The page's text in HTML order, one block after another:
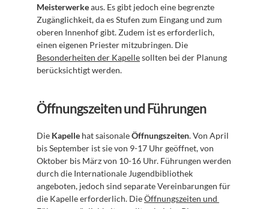
Meisterwerke aus. Es gibt jedoch eine begrenzte
Zugänglichkeit, da es Stufen zum Eingang und zum
oberen Innenhof gibt. Zudem ist es erforderlich,
Besonderheiten der Kapelle sollten bei der Planung
berücksichtigt werden.
Öffnungszeiten und Führungen
Die Kapelle hat saisonale Öffnungszeiten. Von April
bis September ist sie von 9-17 Uhr geöffnet, von
Oktober bis März von 10-16 Uhr. Führungen werden
durch die Internationale Jugendbibliothek
angeboten, jedoch sind separate Vereinbarungen für
die Kapelle erforderlich. Die Öffnungszeiten und